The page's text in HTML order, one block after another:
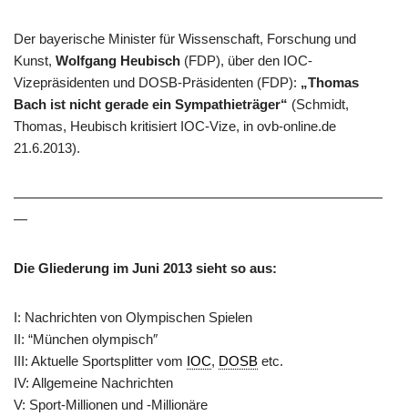
Der bayerische Minister für Wissenschaft, Forschung und
Kunst, Wolfgang Heubisch (FDP), über den IOC-
Vizepräsidenten und DOSB-Präsidenten (FDP): „Thomas
Bach ist nicht gerade ein Sympathieträger“ (Schmidt,
Thomas, Heubisch kritisiert IOC-Vize, in ovb-online.de
21.6.2013).
———————————————————————————
—
Die Gliederung im Juni 2013 sieht so aus:
I: Nachrichten von Olympischen Spielen
II: “München olympisch″
III: Aktuelle Sportsplitter vom IOC, DOSB etc.
IV: Allgemeine Nachrichten
V: Sport-Millionen und -Millionäre